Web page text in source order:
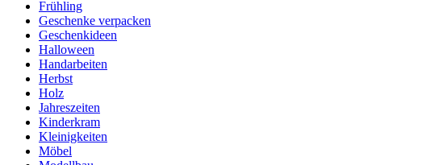
Frühling
Geschenke verpacken
Geschenkideen
Halloween
Handarbeiten
Herbst
Holz
Jahreszeiten
Kinderkram
Kleinigkeiten
Möbel